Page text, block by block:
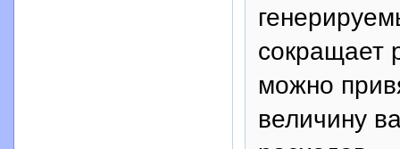
сокращает
можно
величину